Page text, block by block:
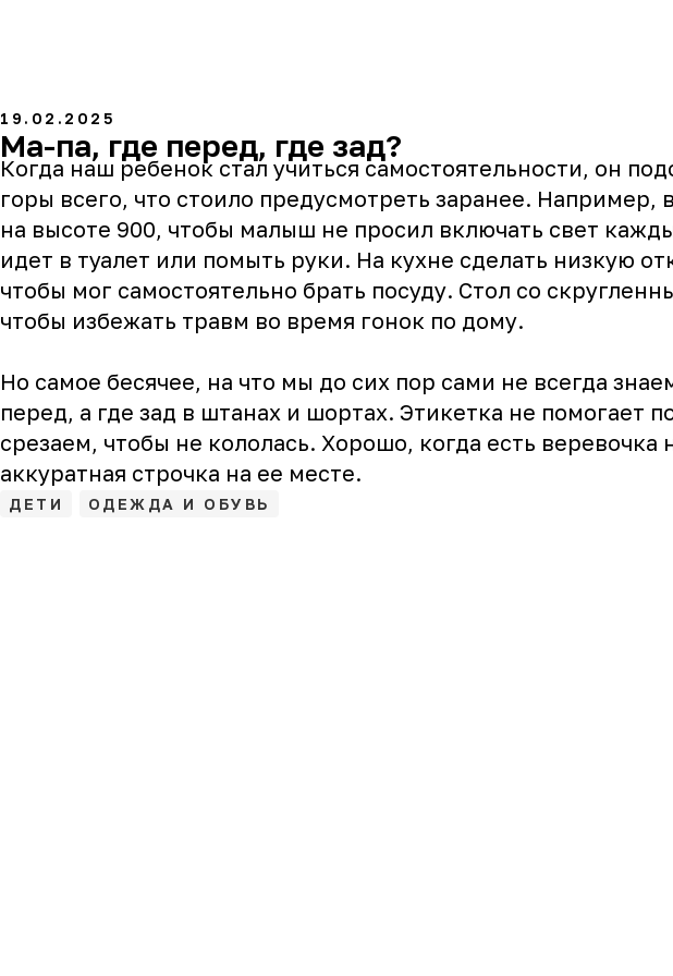
19.02.2025
Ма-па, где перед, где зад?
Когда наш ребенок стал учиться самостоятельности, он
горы всего, что стоило предусмотреть заранее. Например,
на высоте 900, чтобы малыш не просил включать свет
идет в туалет или помыть руки. На кухне сделать низкую
чтобы мог самостоятельно брать посуду. Стол со
чтобы избежать травм во время гонок по дому.
Но самое бесячее, на что мы до сих пор сами не всегда
перед, а где зад в штанах и шортах. Этикетка не помогает
срезаем, чтобы не кололась. Хорошо, когда есть веревочка
аккуратная строчка на ее месте.
ДЕТИ ОДЕЖДА И ОБУВЬ